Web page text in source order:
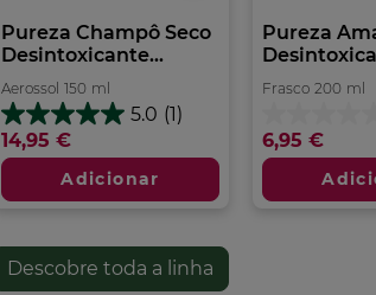
Pureza Champô Seco
Desintoxicante...
Aerossol 150 ml
5.0 (1)
5.0
em
5
estrelas.
1
14,95 €
Adicionar
Pureza
Frasco 200 ml
em
5
estrelas.
6,95 €
Descobre toda a linha